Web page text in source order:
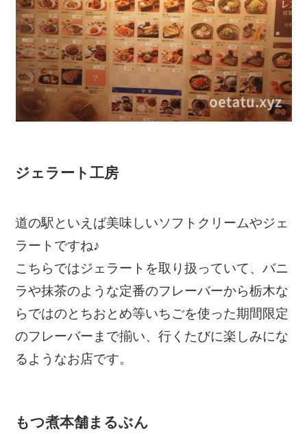
ジェラート工房
道の駅といえば美味しいソフトクリームやジェ
ラートですね♪
こちらではジェラートを取り扱っていて、バニ
ラや抹茶のような定番のフレーバーから栃木な
らではのとちおとめ等いちごを使った期間限定
のフレーバーまで揃い、行くたびに楽しみにな
るようなお店です。
もつ煮本舗まるぶん